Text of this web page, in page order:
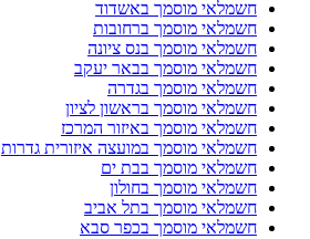
חשמלאי מוסמך באשדוד
חשמלאי מוסמך ברחובות
חשמלאי מוסמך בנס ציונה
חשמלאי מוסמך בבאר יעקב
חשמלאי מוסמך בגדרה
חשמלאי מוסמך בראשון לציון
חשמלאי מוסמך באיזור המרכז
חשמלאי מוסמך במועצה איזורית גדרות
חשמלאי מוסמך בבת ים
חשמלאי מוסמך בחולון
חשמלאי מוסמך בתל אביב
חשמלאי מוסמך בכפר סבא